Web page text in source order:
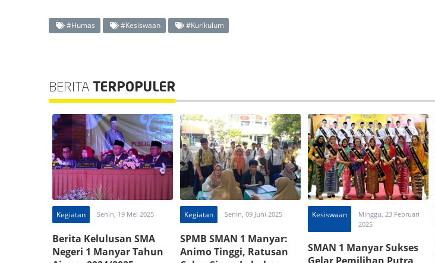
#Humas #Kesiswaan #Kurikulum
BERITA TERPOPULER
Kegiatan Senin, 19 Mei 2025
Berita Kelulusan SMA
Negeri 1 Manyar Tahun
Kegiatan Senin, 09 Juni 2025
SPMB SMAN 1 Manyar:
Animo Tinggi, Ratusan
Kesiswaan
Minggu, 23 Februari
2025
SMAN 1 Manyar Sukses